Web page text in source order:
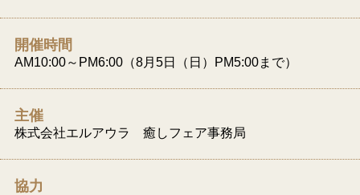
開催時間
AM10:00～PM6:00（8月5日（日）PM5:00まで）
主催
株式会社エルアウラ 癒しフェア事務局
協力